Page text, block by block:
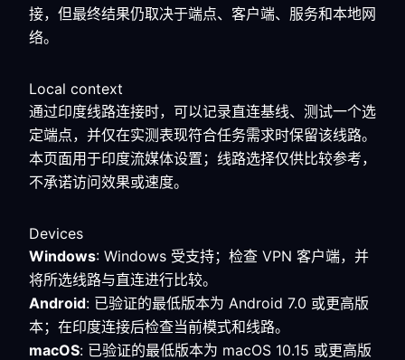
接，但最终结果仍取决于端点、客户端、服务和本地网
络。
Local context
通过印度线路连接时，可以记录直连基线、测试一个选
定端点，并仅在实测表现符合任务需求时保留该线路。
本页面用于印度流媒体设置；线路选择仅供比较参考，
不承诺访问效果或速度。
Devices
Windows: Windows 受支持；检查 VPN 客户端，并
将所选线路与直连进行比较。
Android: 已验证的最低版本为 Android 7.0 或更高版
本；在印度连接后检查当前模式和线路。
macOS: 已验证的最低版本为 macOS 10.15 或更高版